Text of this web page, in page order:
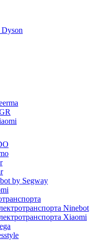
by Segway
Ninebot
Xiaomi